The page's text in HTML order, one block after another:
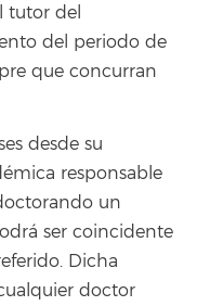
tutor del
del periodo de
que concurran
desde su
responsable
un
ser coincidente
Dicha
doctor